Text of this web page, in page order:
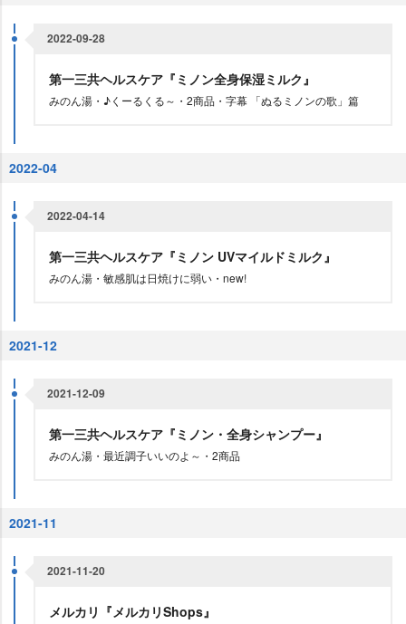
2022-09-28
第一三共ヘルスケア『ミノン全身保湿ミルク』
みのん湯・♪くーるくる～・2商品・字幕 「ぬるミノンの歌」篇
2022-04
2022-04-14
第一三共ヘルスケア『ミノン UVマイルドミルク』
みのん湯・敏感肌は日焼けに弱い・new!
2021-12
2021-12-09
第一三共ヘルスケア『ミノン・全身シャンプー』
みのん湯・最近調子いいのよ～・2商品
2021-11
2021-11-20
メルカリ『メルカリShops』